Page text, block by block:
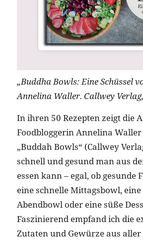
„Buddha Bowls: Eine Schüssel
Annelina Waller. Callwey
In ihren 50 Rezepten zeigt die
Foodbloggerin Annelina
„Buddah Bowls“ (Callwey
schnell und gesund man aus
essen kann – egal, ob gesunde
eine schnelle Mittagsbowl,
Abendbowl oder eine süße
Faszinierend empfand ich die
Zutaten und Gewürze aus